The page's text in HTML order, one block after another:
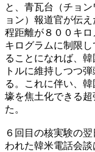
と、青瓦台（チョ
ョン）報道官が伝
程距離が８００キ
キログラムに制限
ることになれば、
トルに維持しつつ
る。これに伴い、
壕を焦土化できる
た。
６回目の核実験の
われた韓米電話会